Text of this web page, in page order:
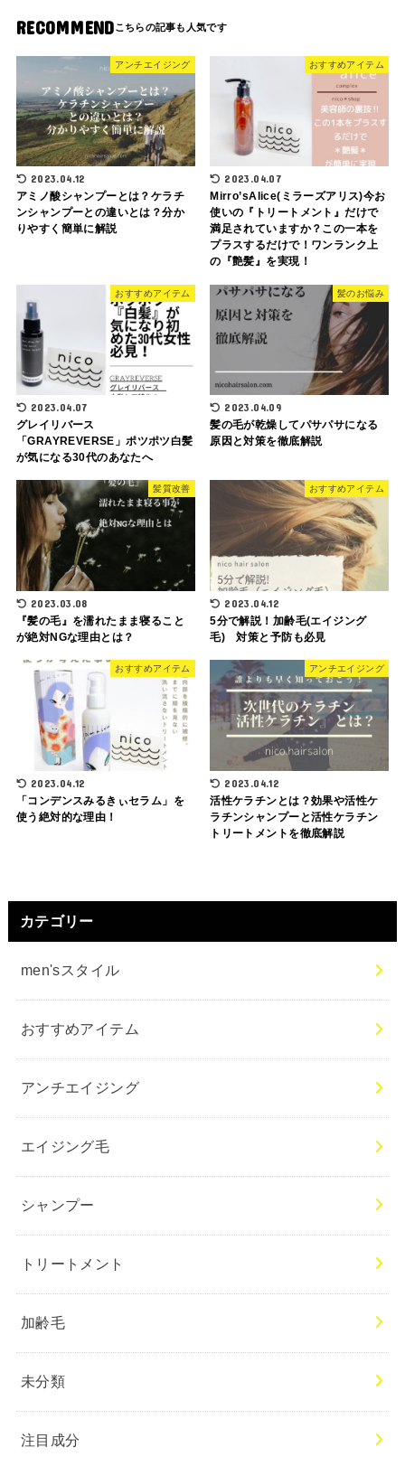
RECOMMEND
アンチエイジング
2023.04.12
アミノ酸シャンプーとは？ケラチ
ンシャンプーとの違いとは？分か
りやすく簡単に解説
おすすめアイテム
2023.04.07
Mirro’sAlice(ミラーズアリス)今お
使いの『トリートメント』だけで
満足されていますか？この一本を
プラスするだけで！ワンランク上
の『艶髪』を実現！
おすすめアイテム
2023.04.07
グレイリバース
「GRAYREVERSE」ポツポツ白髪
が気になる30代のあなたへ
髪のお悩み
2023.04.09
髪の毛が乾燥してパサパサになる
原因と対策を徹底解説
髪質改善
2023.03.08
『髪の毛』を濡れたまま寝ること
が絶対NGな理由とは？
おすすめアイテム
2023.04.12
5分で解説！加齢毛(エイジング
毛) 対策と予防も必見
おすすめアイテム
2023.04.12
「コンデンスみるきぃセラム」を
使う絶対的な理由！
アンチエイジング
2023.04.12
活性ケラチンとは？効果や活性ケ
ラチンシャンプーと活性ケラチン
トリートメントを徹底解説
カテゴリー
men'sスタイル
おすすめアイテム
アンチエイジング
エイジング毛
シャンプー
トリートメント
加齢毛
未分類
注目成分